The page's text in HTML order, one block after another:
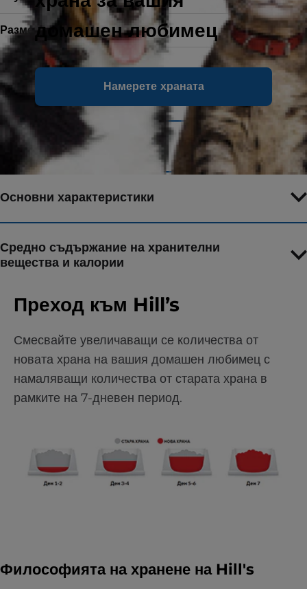
домашен любимец
Намерете храната
Размери 2.5 kg
Съставки
Съвети за хранене
Основни характеристики
Средно съдържание на хранителни
вещества и калории
Преход към Hill’s
Смесвайте увеличаващи се количества от
новата храна на вашия домашен любимец с
намаляващи количества от старата храна в
рамките на 7-дневен период.
Философията на хранене на Hill's